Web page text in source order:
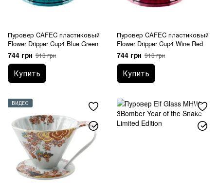
Пуровер CAFEC пластиковый
Flower Dripper Cup4 Blue Green
744 грн 913 грн
Купить
Пуровер CAFEC пластиковый
Flower Dripper Cup4 Wine Red
744 грн 913 грн
Купить
ВИДЕО